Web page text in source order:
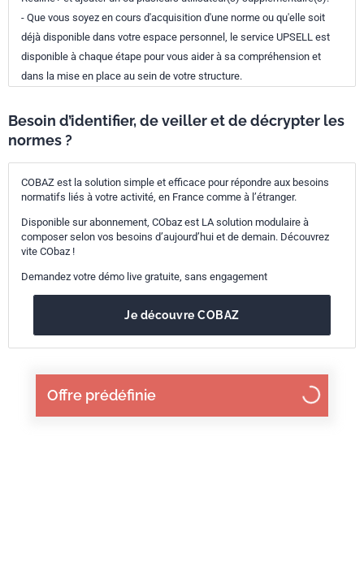
Offre prédéfinie
- Que vous soyez en cours d'acquisition d'une norme ou qu'elle soit
déjà disponible dans votre espace personnel, le service UPSELL est
disponible à chaque étape pour vous aider à sa compréhension et
dans la mise en place au sein de votre structure.
Besoin d’identifier, de veiller et de décrypter les
normes ?
COBAZ est la solution simple et efficace pour répondre aux besoins
normatifs liés à votre activité, en France comme à l’étranger.
Disponible sur abonnement, CObaz est LA solution modulaire à
composer selon vos besoins d’aujourd’hui et de demain. Découvrez
vite CObaz !
Demandez votre démo live gratuite, sans engagement
Je découvre COBAZ